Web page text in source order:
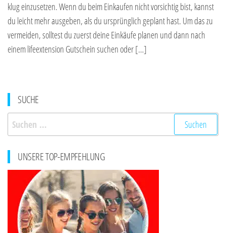
klug einzusetzen. Wenn du beim Einkaufen nicht vorsichtig bist, kannst
du leicht mehr ausgeben, als du ursprünglich geplant hast. Um das zu
vermeiden, solltest du zuerst deine Einkäufe planen und dann nach
einem lifeextension Gutschein suchen oder […]
SUCHE
Suchen
nach:
UNSERE TOP-EMPFEHLUNG